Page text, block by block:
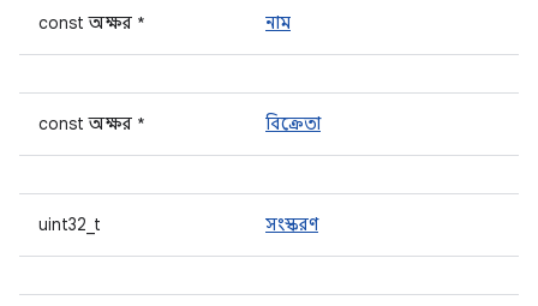
const অক্ষর * নাম
const অক্ষর * বিক্রেতা
uint32_t সংস্করণ